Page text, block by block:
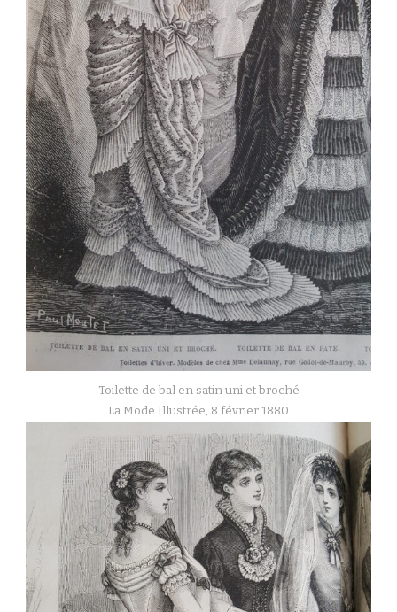
Toilette de bal en satin uni et broché
La Mode Illustrée, 8 février 1880